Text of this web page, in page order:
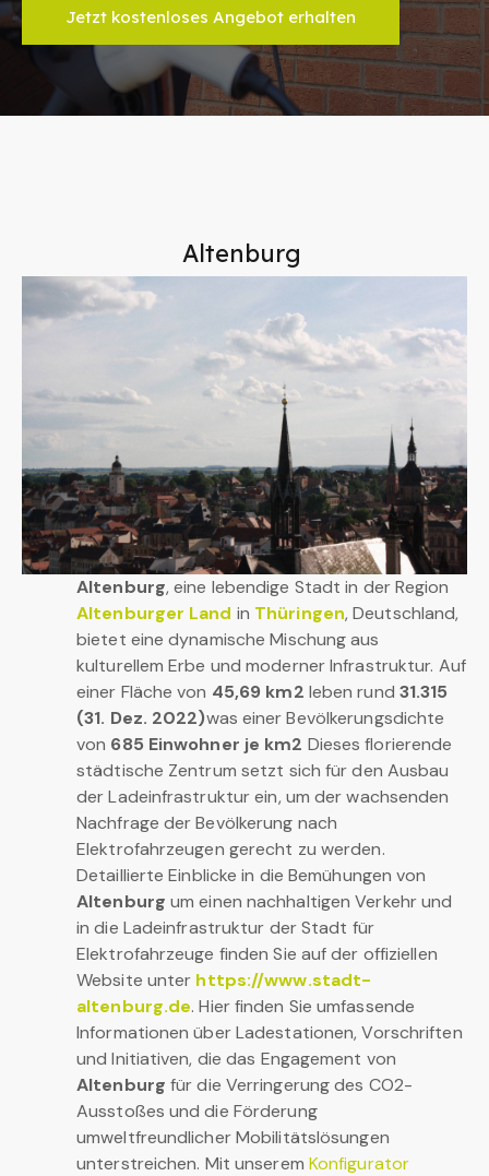
Jetzt kostenloses Angebot erhalten
Altenburg
Altenburg, eine lebendige Stadt in der Region
Altenburger Land in Thüringen, Deutschland,
bietet eine dynamische Mischung aus
kulturellem Erbe und moderner Infrastruktur. Auf
einer Fläche von 45,69 km2 leben rund 31.315
(31. Dez. 2022)was einer Bevölkerungsdichte
von 685 Einwohner je km2 Dieses florierende
städtische Zentrum setzt sich für den Ausbau
der Ladeinfrastruktur ein, um der wachsenden
Nachfrage der Bevölkerung nach
Elektrofahrzeugen gerecht zu werden.
Detaillierte Einblicke in die Bemühungen von
Altenburg um einen nachhaltigen Verkehr und
in die Ladeinfrastruktur der Stadt für
Elektrofahrzeuge finden Sie auf der offiziellen
Website unter https://www.stadt-
altenburg.de. Hier finden Sie umfassende
Informationen über Ladestationen, Vorschriften
und Initiativen, die das Engagement von
Altenburg für die Verringerung des CO2-
Ausstoßes und die Förderung
umweltfreundlicher Mobilitätslösungen
unterstreichen. Mit unserem Konfigurator